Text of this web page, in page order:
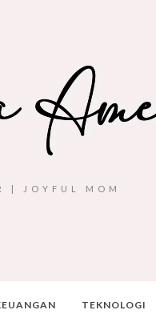
| JOYFUL MOM
TEKNOLOGI